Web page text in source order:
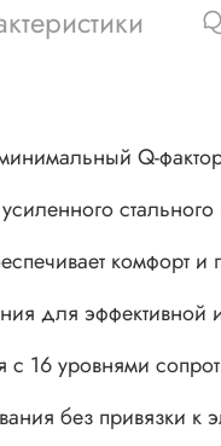
Q-
комфорт и
для эффективной
с 16 уровнями
без привязки к